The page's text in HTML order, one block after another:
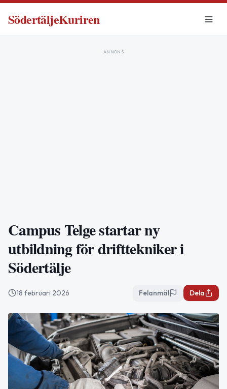
SödertäljeKuriren
ANNONS
Campus Telge startar ny
utbildning för drifttekniker i
Södertälje
18 februari 2026 Felanmäl Dela